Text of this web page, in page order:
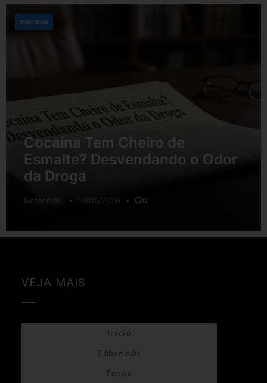
Cocaína Tem Cheiro de
Esmalte? Desvendando o Odor
da Droga
Getsemani 17/05/2026 0
COCAÍNA
VEJA MAIS
Inicio
Sobre nós
Fotos